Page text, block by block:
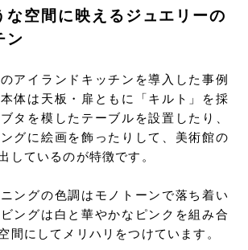
な空間に映えるジュエリーの
ン
アイランドキッチンを導入した事例
体は天板・扉ともに「キルト」を採
タを模したテーブルを設置したり、
グに絵画を飾ったりして、美術館の
しているのが特徴です。
ングの色調はモノトーンで落ち着い
ングは白と華やかなピンクを組み合
間にしてメリハリをつけています。